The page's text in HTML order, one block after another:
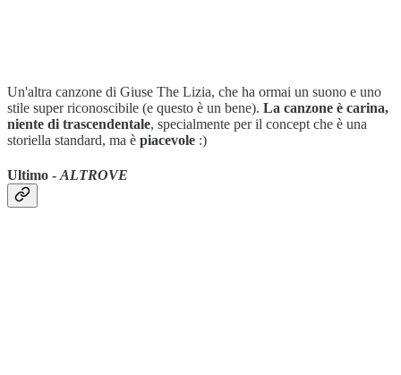
Un'altra canzone di Giuse The Lizia, che ha ormai un suono e uno
stile super riconoscibile (e questo è un bene). La canzone è carina,
niente di trascendentale, specialmente per il concept che è una
storiella standard, ma è piacevole :)
Ultimo - ALTROVE